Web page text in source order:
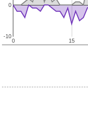
0 15
-10
0